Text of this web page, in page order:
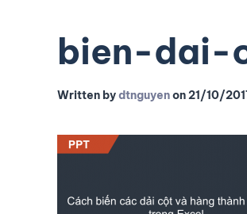
bien-dai-
Written bydtnguyenon21/10/